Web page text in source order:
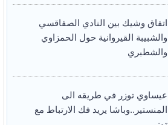
اتفاق وشيك بين النادي الصفاقسي
والشبيبة القيروانية حول الحمزاوي
والشطبري
عيساوي توزر في طريقه الى
المنستير..وباشا يريد فك الارتباط مع